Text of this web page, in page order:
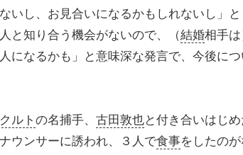
いし、お見合いになるかもしれないし」
と知り合う機会がないので、（結婚相手は
になるかも」と意味深な発言で、今後に
ルト の名捕手、 古田敦也と付き合いはじ
ウンサーに誘われ、３人で食事をしたの